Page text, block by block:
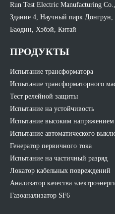
Run Test Electric Manufacturing
Здание 4, Научный парк Донгрун,
Баодин, Хэбэй, Китай
ПРОДУКТЫ
Испытание трансформатора
Испытание трансформаторного
Тест релейной защиты
Испытание на устойчивость
Испытание высоким напряжением
Испытание автоматического
Генератор первичного тока
Испытание на частичный разряд
Локатор кабельных повреждений
Анализатор качества
Газоанализатор SF6